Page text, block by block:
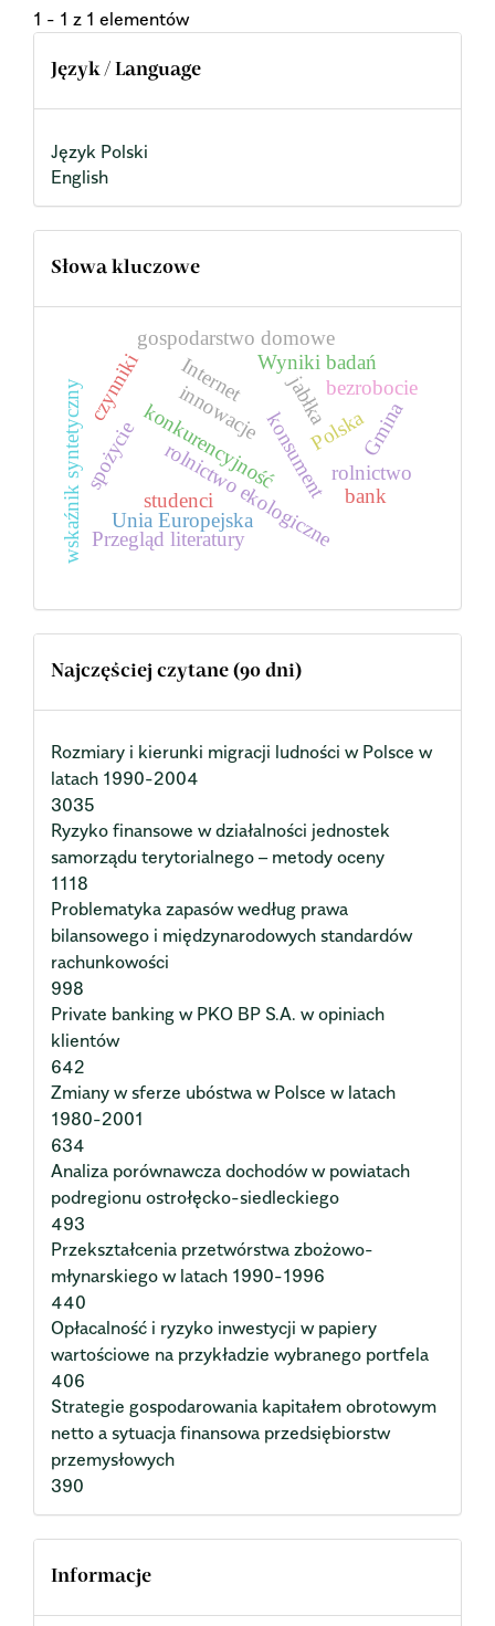
1 - 1 z 1 elementów
Język / Language
Język Polski
English
Słowa kluczowe
konsument
Wyniki badań
gospodarstwo domowe
konkurencyjność
innowacje
spożycie rolnictwo ekologiczne
Unia Europejska
rolnictwo
PolskaGmina
czynniki Internet jabłka
Przegląd literatury
bezrobocie
bank
studenci
wskaźnik syntetyczny
Najczęściej czytane (90 dni)
Rozmiary i kierunki migracji ludności w Polsce w
latach 1990-2004
3035
Ryzyko finansowe w działalności jednostek
samorządu terytorialnego – metody oceny
1118
Problematyka zapasów według prawa
bilansowego i międzynarodowych standardów
rachunkowości
998
Private banking w PKO BP S.A. w opiniach
klientów
642
Zmiany w sferze ubóstwa w Polsce w latach
1980-2001
634
Analiza porównawcza dochodów w powiatach
podregionu ostrołęcko-siedleckiego
493
Przekształcenia przetwórstwa zbożowo-
młynarskiego w latach 1990-1996
440
Opłacalność i ryzyko inwestycji w papiery
wartościowe na przykładzie wybranego portfela
406
Strategie gospodarowania kapitałem obrotowym
netto a sytuacja finansowa przedsiębiorstw
przemysłowych
390
Informacje